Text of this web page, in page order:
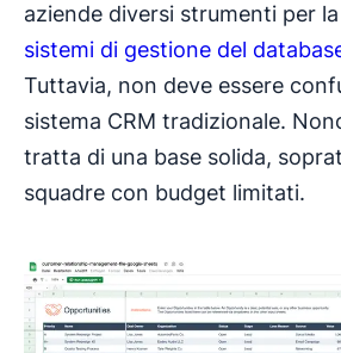
aziende diversi strumenti per
sistemi di gestione del
Tuttavia, non deve essere
sistema CRM tradizionale.
tratta di una base solida,
squadre con budget limitati.